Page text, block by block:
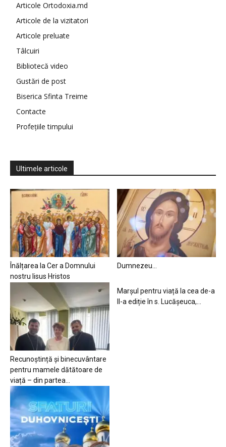
Articole Ortodoxia.md
Articole de la vizitatori
Articole preluate
Tâlcuiri
Bibliotecă video
Gustări de post
Biserica Sfinta Treime
Contacte
Profețiile timpului
Ultimele articole
Înălțarea la Cer a Domnului
nostru Iisus Hristos
Dumnezeu…
Recunoștință și binecuvântare
pentru mamele dătătoare de
viață – din partea...
Marșul pentru viață la cea de-a
II-a ediție în s. Lucășeuca,...